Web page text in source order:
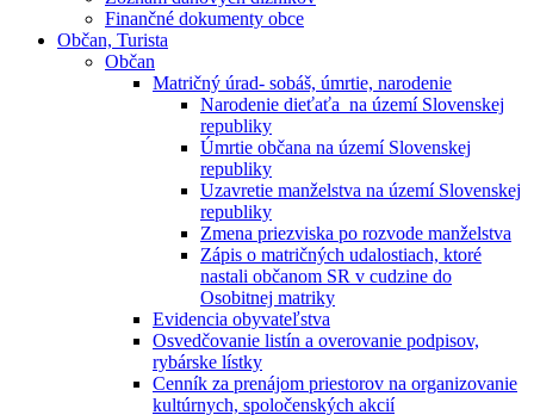
Finančné dokumenty obce
Občan, Turista
Občan
Matričný úrad- sobáš, úmrtie, narodenie
Narodenie dieťaťa na území Slovenskej
republiky
Úmrtie občana na území Slovenskej
republiky
Uzavretie manželstva na území Slovenskej
republiky
Zmena priezviska po rozvode manželstva
Zápis o matričných udalostiach, ktoré
nastali občanom SR v cudzine do
Osobitnej matriky
Evidencia obyvateľstva
Osvedčovanie listín a overovanie podpisov,
rybárske lístky
Cenník za prenájom priestorov na organizovanie
kultúrnych, spoločenských akcií